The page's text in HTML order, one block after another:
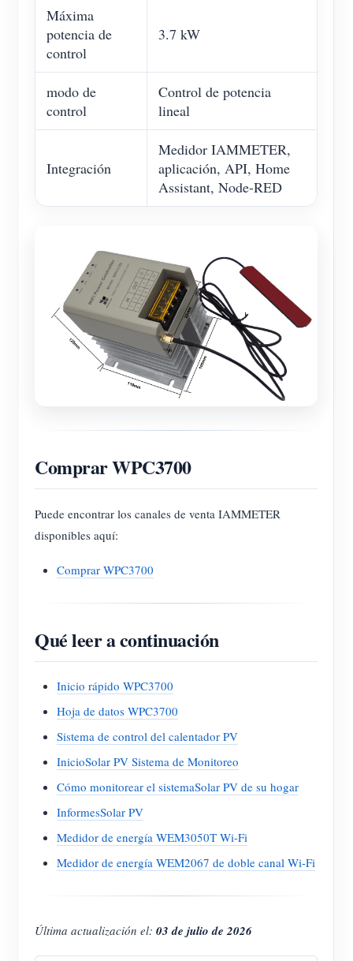
Máxima
potencia de
control
3.7 kW
modo de
control
Control de potencia
lineal
Integración
Medidor IAMMETER,
aplicación, API, Home
Assistant, Node-RED
Comprar WPC3700
Puede encontrar los canales de venta IAMMETER
disponibles aquí:
Comprar WPC3700
Qué leer a continuación
Inicio rápido WPC3700
Hoja de datos WPC3700
Sistema de control del calentador PV
InicioSolar PV Sistema de Monitoreo
Cómo monitorear el sistemaSolar PV de su hogar
InformesSolar PV
Medidor de energía WEM3050T Wi-Fi
Medidor de energía WEM2067 de doble canal Wi-Fi
Última actualización el: 03 de julio de 2026